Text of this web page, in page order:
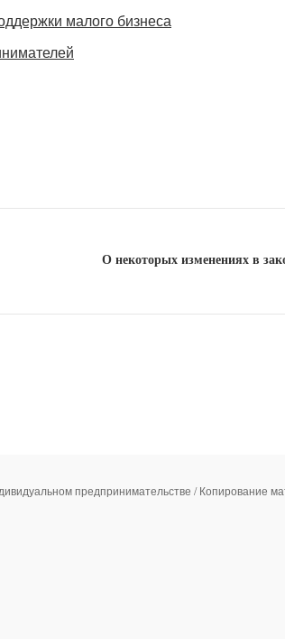
малого бизнеса
О некоторых изменениях в
предпринимательстве / Копирование